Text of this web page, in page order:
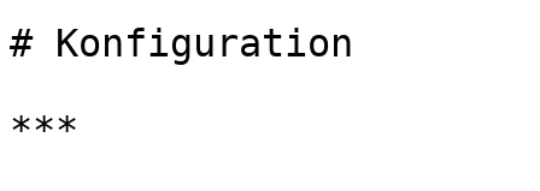
# Konfiguration
***